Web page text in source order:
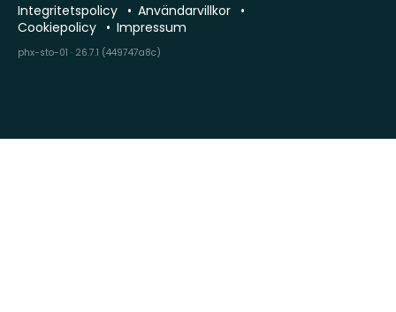
Integritetspolicy
Användarvillkor
Cookiepolicy
Impressum
phx-sto-01 · 26.7.1 (449747a8c)